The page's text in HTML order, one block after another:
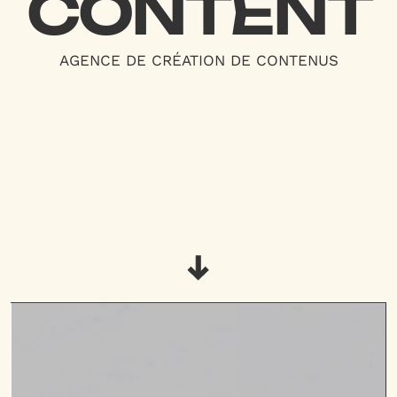
AGENCE DE CRÉATION DE CONTENUS